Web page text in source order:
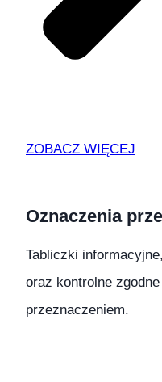
ZOBACZ WIĘCEJ
Oznaczenia
Tabliczki
oraz kontrolne
przeznaczeniem.